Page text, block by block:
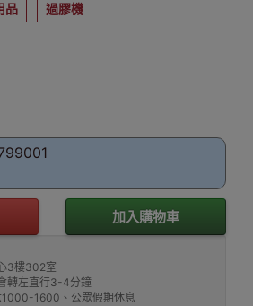
品 過膠機
加入購物車
3樓302室
轉左直行3-4分鐘
1600、公眾假期休息